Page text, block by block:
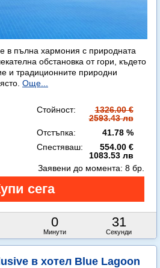
в пълна хармония с природната
обстановка от гори, където
и традиционните природни
Още...
Стойност:
1326.00 €
2593.43 лв
Отстъпка:
41.78 %
Спестяваш:
554.00 €
1083.53 лв
0
Минути
30
Секунди
Заявени до момента: 8 бр.
в хотел Blue Lagoon